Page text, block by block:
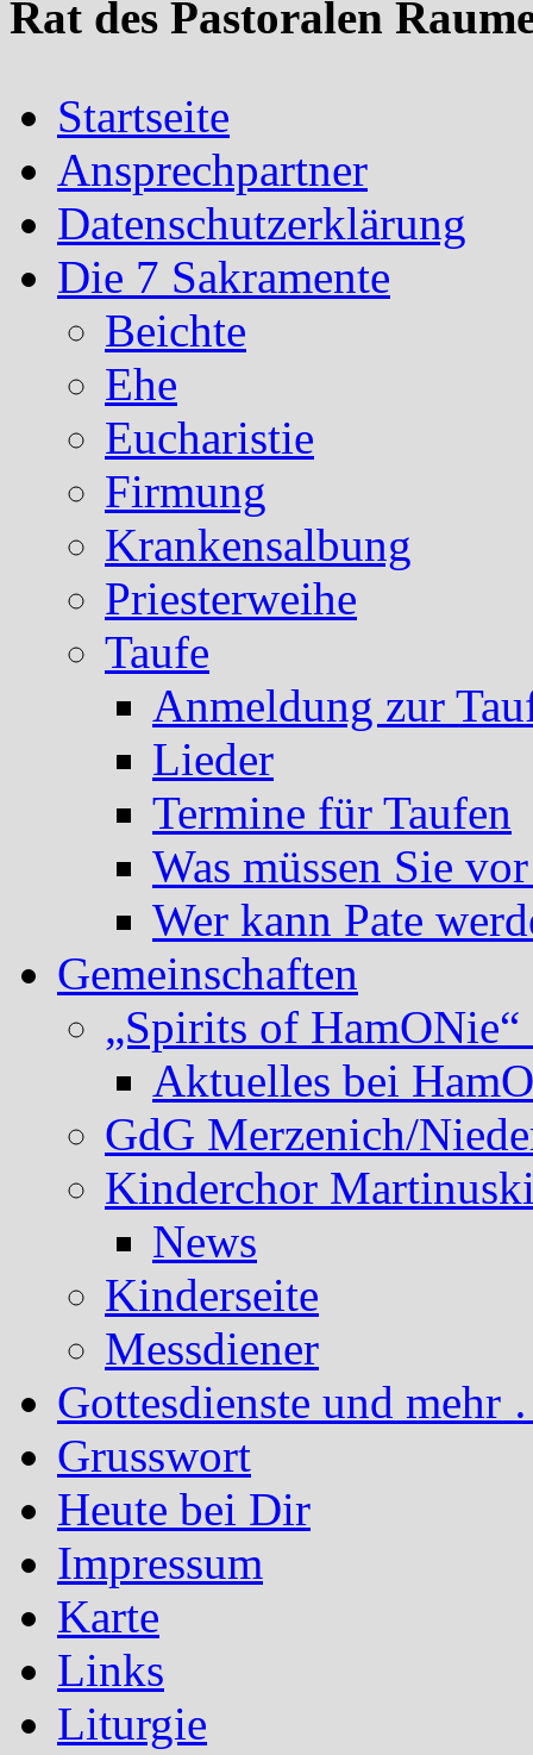
Rat des Pastoralen
Startseite
Ansprechpartner
Datenschutzerklärung
Die 7 Sakramente
Beichte
Ehe
Eucharistie
Firmung
Krankensalbung
Priesterweihe
Taufe
Anmeldung zur
Lieder
Termine für Taufen
Was müssen Sie
Wer kann Pate
Gemeinschaften
„Spirits of HamONie“
Aktuelles bei
GdG Merzenich/
Kinderchor
News
Kinderseite
Messdiener
Gottesdienste und mehr
Grusswort
Heute bei Dir
Impressum
Karte
Links
Liturgie